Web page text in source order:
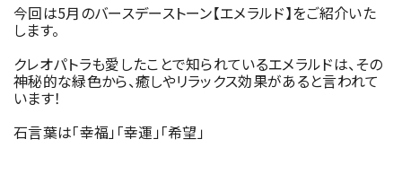
今回は5月のバースデーストーン【エメラルド】をご紹介いた
します。
クレオパトラも愛したことで知られているエメラルドは、その
神秘的な緑色から、癒しやリラックス効果があると言われて
います！
石言葉は「幸福」「幸運」「希望」